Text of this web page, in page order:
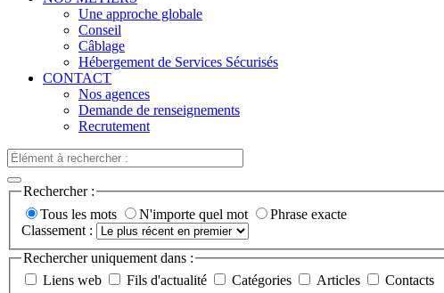
Une approche globale
Conseil
Câblage
Hébergement de Services Sécurisés
CONTACT
Nos agences
Demande de renseignements
Recrutement
Rechercher :
Tous les mots
N'importe quel mot
Phrase exacte
Classement :
Rechercher uniquement dans :
Liens web
Fils d'actualité Catégories Articles Contacts